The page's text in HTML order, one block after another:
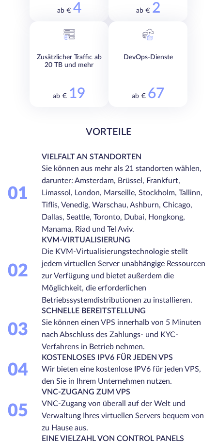
ab € 4 ab € 2
Zusätzlicher Traffic ab
20 TB und mehr
ab € 19
DevOps-Dienste
ab € 67
VORTEILE
01
VIELFALT AN STANDORTEN
Sie können aus mehr als 21 standorten wählen,
darunter: Amsterdam, Brüssel, Frankfurt,
Limassol, London, Marseille, Stockholm, Tallinn,
Tiflis, Venedig, Warschau, Ashburn, Chicago,
Dallas, Seattle, Toronto, Dubai, Hongkong,
Manama, Riad und Tel Aviv.
02
KVM-VIRTUALISIERUNG
Die KVM-Virtualisierungstechnologie stellt
jedem virtuellen Server unabhängige Ressourcen
zur Verfügung und bietet außerdem die
Möglichkeit, die erforderlichen
Betriebssystemdistributionen zu installieren.
03
SCHNELLE BEREITSTELLUNG
Sie können einen VPS innerhalb von 5 Minuten
nach Abschluss des Zahlungs- und KYC-
Verfahrens in Betrieb nehmen.
04
KOSTENLOSES IPV6 FÜR JEDEN VPS
Wir bieten eine kostenlose IPV6 für jeden VPS,
den Sie in Ihrem Unternehmen nutzen.
05
VNC-ZUGANG ZUM VPS
VNC-Zugang von überall auf der Welt und
Verwaltung Ihres virtuellen Servers bequem von
zu Hause aus.
EINE VIELZAHL VON CONTROL PANELS